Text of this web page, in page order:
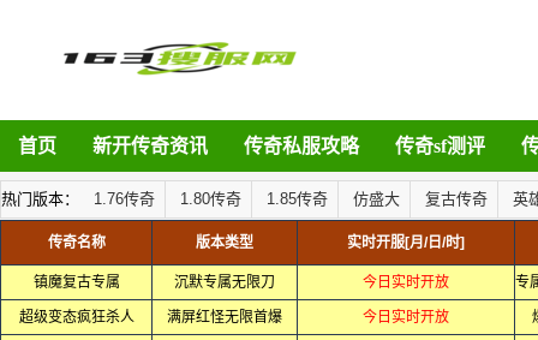
首页 新开传奇资讯 传奇私服攻略 传奇sf测评
热门版本： 1.76传奇 1.80传奇 1.85传奇 仿盛大 复古传奇 英
传奇名称 版本类型 实时开服[月/日/时]
镇魔复古专属 沉默专属无限刀 今日实时开放
超级变态疯狂杀人 满屏红怪无限首爆 今日实时开放